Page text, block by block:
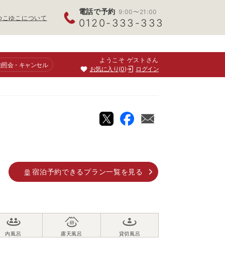
こゆこについて
電話で予約 9:00〜21:00
0120-333-333
照会・キャンセル
ようこそ ゲストさん
お気に入り 0 ログイン
宿泊予約できるプラン一覧を見る